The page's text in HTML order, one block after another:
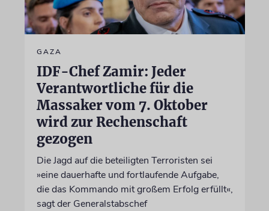
GAZA
IDF-Chef Zamir: Jeder
Verantwortliche für die
Massaker vom 7. Oktober
wird zur Rechenschaft
gezogen
Die Jagd auf die beteiligten Terroristen sei
»eine dauerhafte und fortlaufende Aufgabe,
die das Kommando mit großem Erfolg erfüllt«,
sagt der Generalstabschef